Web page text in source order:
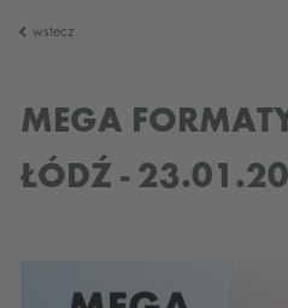
wstecz
MEGA
ŁÓDŹ -